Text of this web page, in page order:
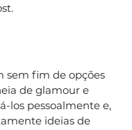
sem fim de opções
de glamour e
los pessoalmente e,
ideias de